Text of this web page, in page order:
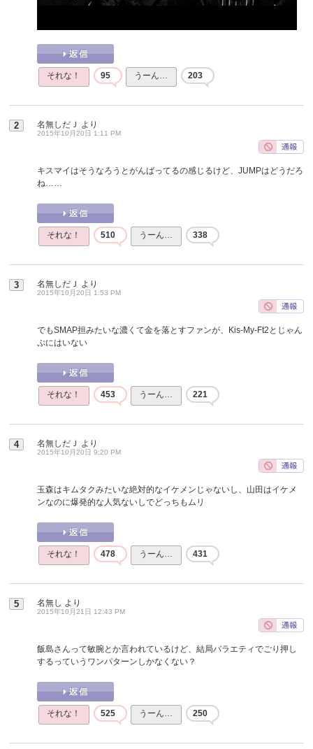
それな！ 95 うーん… 203
2 名無しだＪ より
2015年10月20日 1:11 PM
キスマイはそうなろうとがんばってるの感じるけど、JUMPはどうだろ
ね……
それな！ 510 うーん… 338
3 名無しだＪ より
2015年10月20日 1:53 PM
でもSMAP担みたいな濃くて金を落とすファンが、Kis-My-Ft2とじゃん
ぷにはいない
それな！ 453 うーん… 221
4 名無しだＪ より
2015年10月20日 9:20 PM
玉森はキムタクみたいな絶対的なイケメンじゃないし、山田はイケメ
ンなのに爆発的な人気ないしでどっちもムリ
それな！ 478 うーん… 431
5 名無し より
2015年10月21日 12:43 PM
飯島さんって敏腕とか言われているけど、結局バラエティでごり押し
するっていうワンパターンしかなくない？
それな！ 525 うーん… 250